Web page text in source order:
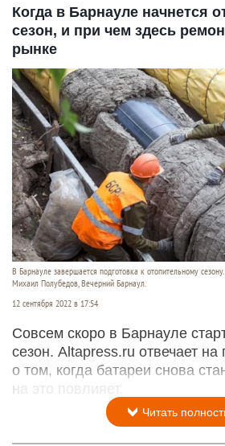
Когда в Барнауле начнется
сезон, и при чем здесь
рынке
В Барнауле завершается подготовка к отопительному сезону.
Михаил Полубедов, Вечерний Барнаул.
12 сентября 2022 в 17:54
Совсем скоро в Барнауле
сезон. Altapress.ru отвечает
о том, когда батареи снова
на это повлияет.
Читать